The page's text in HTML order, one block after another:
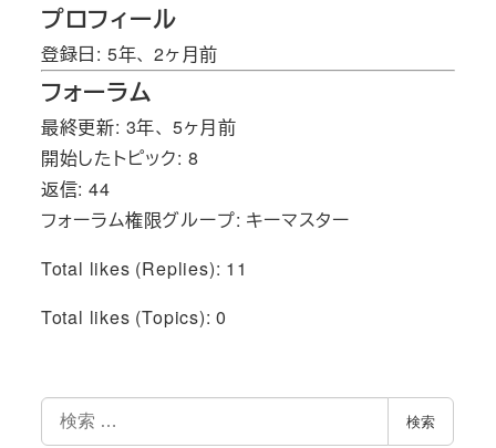
プロフィール
登録日: 5年、 2ヶ月前
フォーラム
最終更新: 3年、 5ヶ月前
開始したトピック: 8
返信: 44
フォーラム権限グループ: キーマスター
Total likes (Replies): 11
Total likes (Topics): 0
索
検索